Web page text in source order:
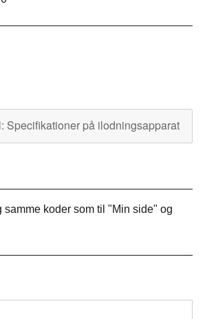
samme koder som til "Min side" og